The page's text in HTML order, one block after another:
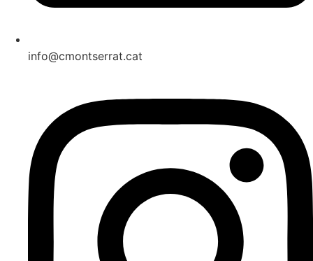
info@cmontserrat.cat